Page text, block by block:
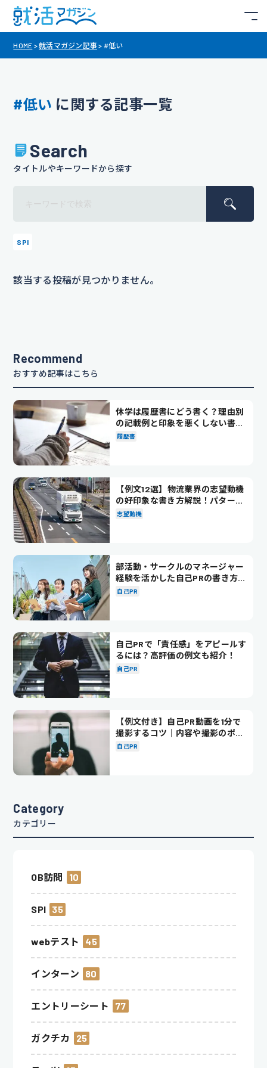
HOME >就活マガジン記事 > #低い
#低い に関する記事一覧
Search
タイトルやキーワードから探す
SPI
該当する投稿が見つかりません。
Recommend
おすすめ記事はこちら
休学は履歴書にどう書く？理由別
の記載例と印象を悪くしない書き
方を解説
履歴書
【例文12選】物流業界の志望動機
の好印象な書き方解説！パターン
別の例文も紹介
志望動機
部活動・サークルのマネージャー
経験を活かした自己PRの書き方を
徹底解説！
自己PR
自己PRで「責任感」をアピールす
るには？高評価の例文も紹介！
自己PR
【例文付き】自己PR動画を1分で
撮影するコツ｜内容や撮影のポイ
ントも解説
自己PR
Category
カテゴリー
OB訪問 10
SPI 35
webテスト 45
インターン 80
エントリーシート 77
ガクチカ 25